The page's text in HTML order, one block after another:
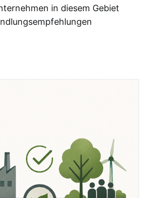
in diesem Gebiet